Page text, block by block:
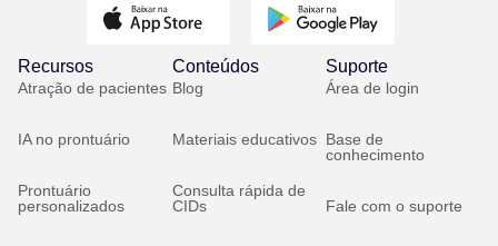
Recursos
Atração de pacientes
IA no prontuário
Prontuário
personalizados
Conteúdos
Blog
Materiais educativos
Consulta rápida de
CIDs
Suporte
Área de login
Base de
conhecimento
Fale com o suporte